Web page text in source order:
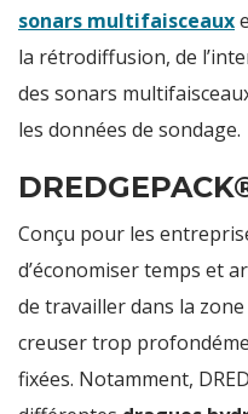
sonars multifaisceaux
la rétrodiffusion, de
des sonars
les données de sondage.
Conçu pour les
d’économiser temps et
de travailler dans la
creuser trop
fixées. Notamment,